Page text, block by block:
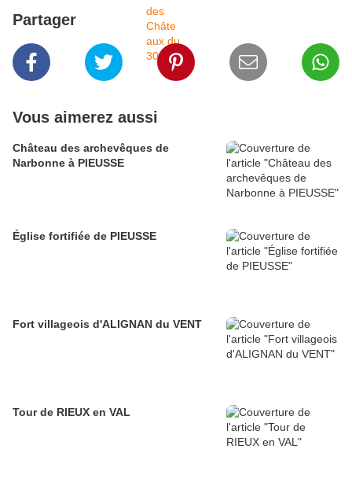
Partager
Vous aimerez aussi
Château des archevêques de
Narbonne à PIEUSSE
Église fortifiée de PIEUSSE
Fort villageois d'ALIGNAN du VENT
Tour de RIEUX en VAL